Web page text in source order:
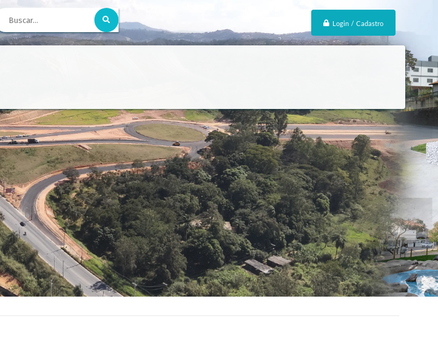
Login / Cadastro